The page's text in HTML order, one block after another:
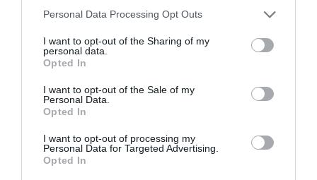
Personal Data Processing Opt Outs
I want to opt-out of the Sharing of my
personal data.
Opted In
I want to opt-out of the Sale of my
Personal Data.
Opted In
I want to opt-out of processing my
Personal Data for Targeted Advertising.
Opted In
para un modelo más global
en el que quepan todos los
tipos de transporte y de
movilidad compartida"
Ricard Font ha defendido que "la movilidad ha
dejado de ser una cuestión de conectividad punto